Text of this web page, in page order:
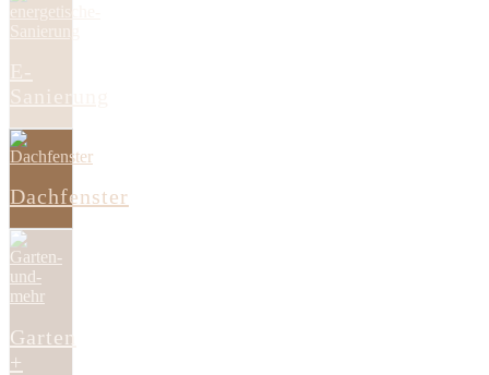
E-
Sanierung
Dachfenster
Garten
+